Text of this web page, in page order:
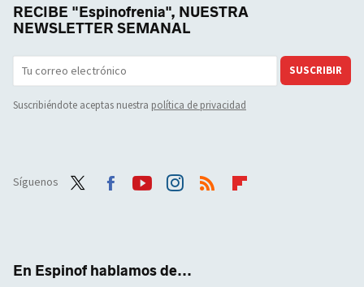
RECIBE "Espinofrenia", NUESTRA
NEWSLETTER SEMANAL
SUSCRIBIR
Suscribiéndote aceptas nuestra política de privacidad
Síguenos
En Espinof hablamos de...